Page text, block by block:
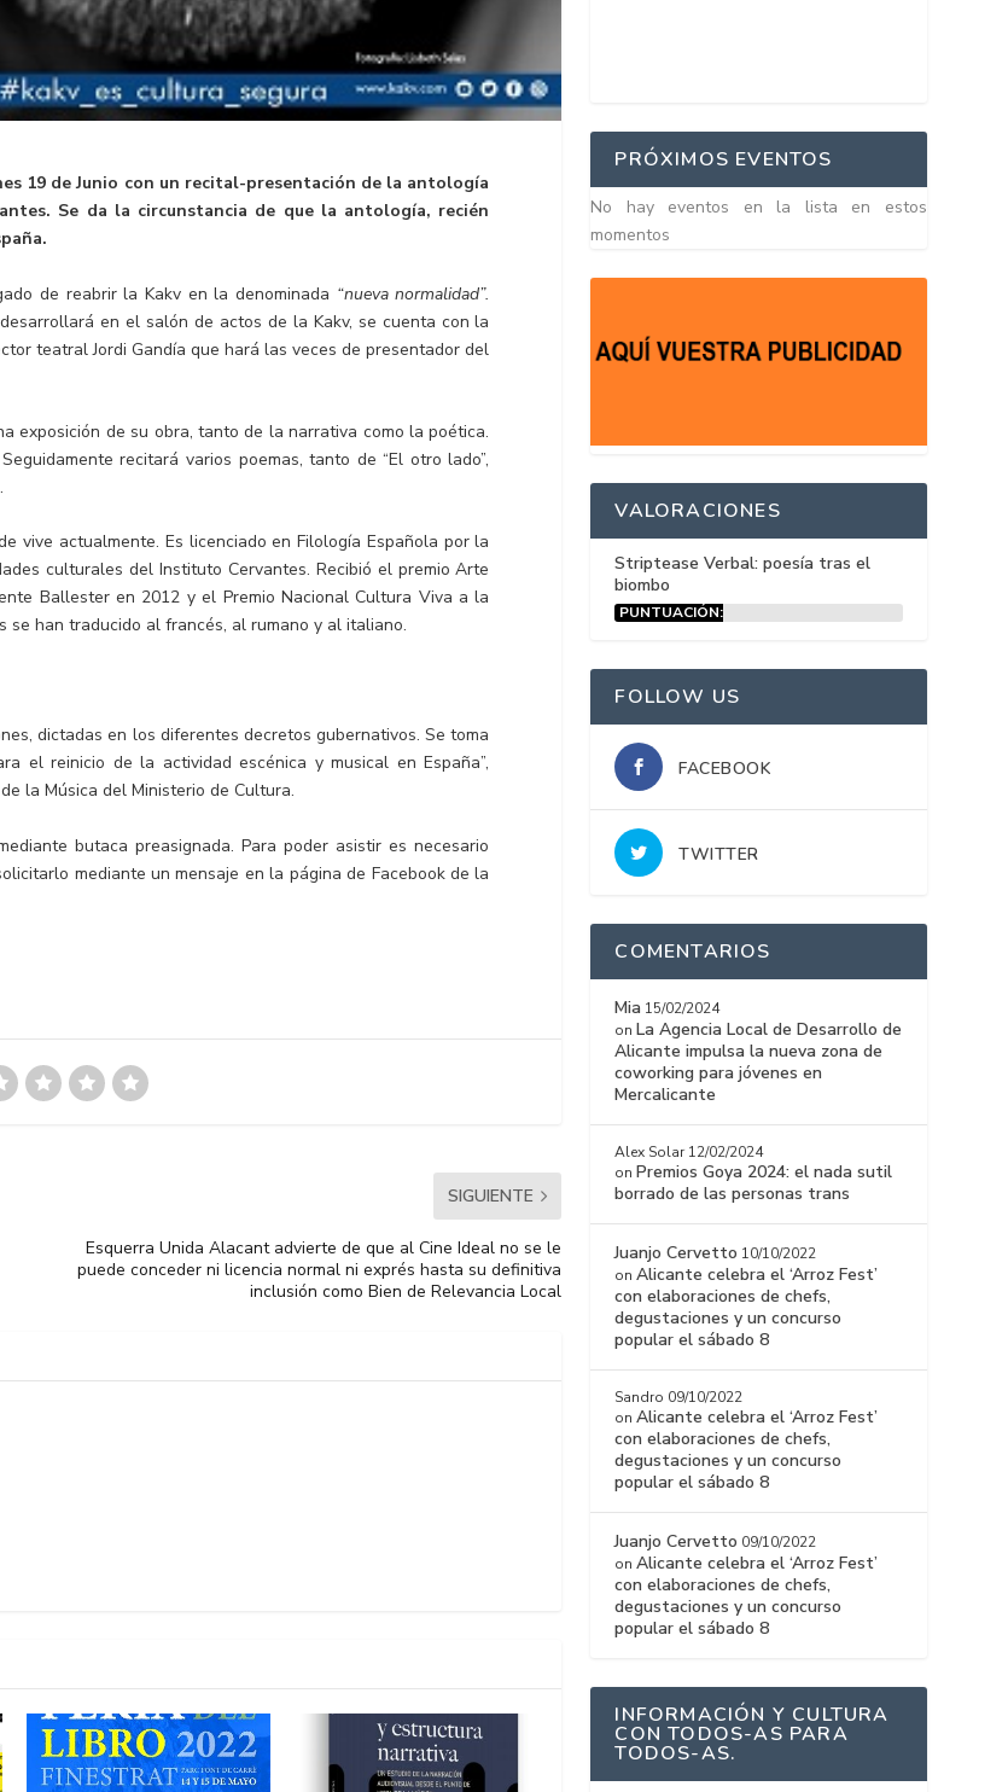
19 de Junio con un recital-presentación de la antología
Se da la circunstancia de que la antología, recién
de reabrir la Kakv en la denominada “nueva normalidad”.
en el salón de actos de la Kakv, se cuenta con la
teatral Jordi Gandía que hará las veces de presentador del
exposición de su obra, tanto de la narrativa como la poética.
recitará varios poemas, tanto de “El otro lado”,
vive actualmente. Es licenciado en Filología Española por la
culturales del Instituto Cervantes. Recibió el premio Arte
Ballester en 2012 y el Premio Nacional Cultura Viva a la
han traducido al francés, al rumano y al italiano.
dictadas en los diferentes decretos gubernativos. Se toma
el reinicio de la actividad escénica y musical en España”,
la Música del Ministerio de Cultura.
butaca preasignada. Para poder asistir es necesario
mediante un mensaje en la página de Facebook de la
SIGUIENTE
Esquerra Unida Alacant advierte de que al Cine Ideal no se le
puede conceder ni licencia normal ni exprés hasta su definitiva
inclusión como Bien de Relevancia Local
PRÓXIMOS EVENTOS
No hay eventos en la lista en estos
momentos
VALORACIONES
Striptease Verbal: poesía tras el
biombo
PUNTUACIÓN:
FOLLOW US
FACEBOOK
TWITTER
COMENTARIOS
Mia 15/02/2024
on La Agencia Local de Desarrollo de
Alicante impulsa la nueva zona de
coworking para jóvenes en
Mercalicante
Alex Solar 12/02/2024
on Premios Goya 2024: el nada sutil
borrado de las personas trans
Juanjo Cervetto 10/10/2022
onAlicante celebra el ‘Arroz Fest’
con elaboraciones de chefs,
degustaciones y un concurso
popular el sábado 8
Sandro 09/10/2022
onAlicante celebra el ‘Arroz Fest’
con elaboraciones de chefs,
degustaciones y un concurso
popular el sábado 8
Juanjo Cervetto 09/10/2022
onAlicante celebra el ‘Arroz Fest’
con elaboraciones de chefs,
degustaciones y un concurso
popular el sábado 8
INFORMACIÓN Y CULTURA
CON TODOS-AS PARA
TODOS-AS.